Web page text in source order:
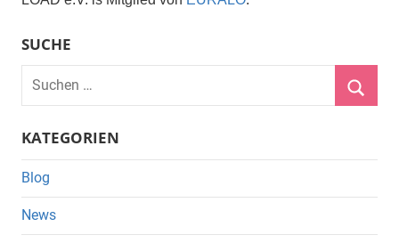
SUCHE
Suchen
nach:
KATEGORIEN
Blog
News